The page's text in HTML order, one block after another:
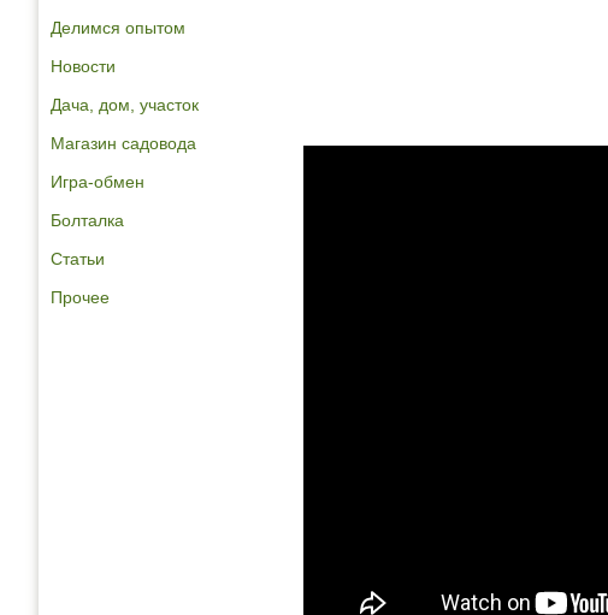
Делимся опытом
Новости
Дача, дом, участок
Магазин садовода
Игра-обмен
Болталка
Статьи
Прочее